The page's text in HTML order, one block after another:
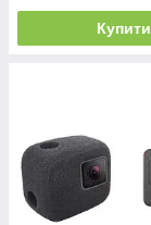
Купити